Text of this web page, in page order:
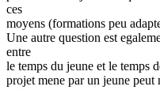
ces
moyens (formations peu
Une autre question est
entre
le temps du jeune et le temps
projet mene par un jeune peut